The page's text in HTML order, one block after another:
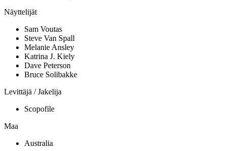
Näyttelijät
Sam Voutas
Steve Van Spall
Melanie Ansley
Katrina J. Kiely
Dave Peterson
Bruce Solibakke
Levittäjä / Jakelija
Scopofile
Maa
Australia